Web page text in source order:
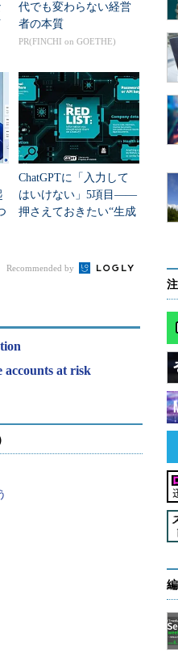
代でも変わらない経営
者の本質
PR(FINCHI on GOETHE)
ChatGPTに「入力して
はいけない」5項目――
押さえておきたい“生成
Recommended by
accounts at risk